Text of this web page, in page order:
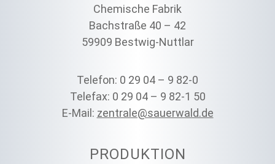
Chemische Fabrik
Bachstraße 40 – 42
59909 Bestwig-Nuttlar
Telefon: 0 29 04 – 9 82-0
Telefax: 0 29 04 – 9 82-1 50
E-Mail: zentrale@sauerwald.de
PRODUKTION